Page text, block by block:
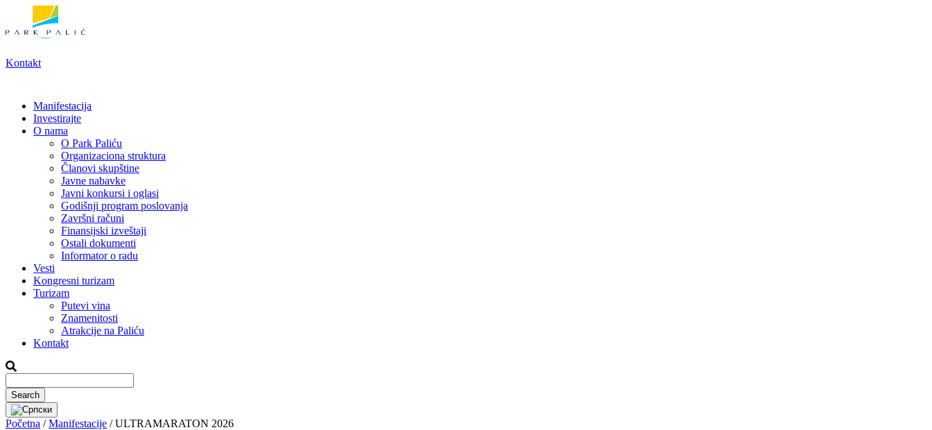
sadržaj
Kontakt
Manifestacija
Investirajte
O nama
O Park Paliću
Organizaciona struktura
Članovi skupštine
Javne nabavke
Javni konkursi i oglasi
Godišnji program poslovanja
Završni računi
Finansijski izveštaji
Ostali dokumenti
Informator o radu
Vesti
Kongresni turizam
Turizam
Putevi vina
Znamenitosti
Atrakcije na Paliću
Kontakt
Početna / Manifestacije / ULTRAMARATON 2026